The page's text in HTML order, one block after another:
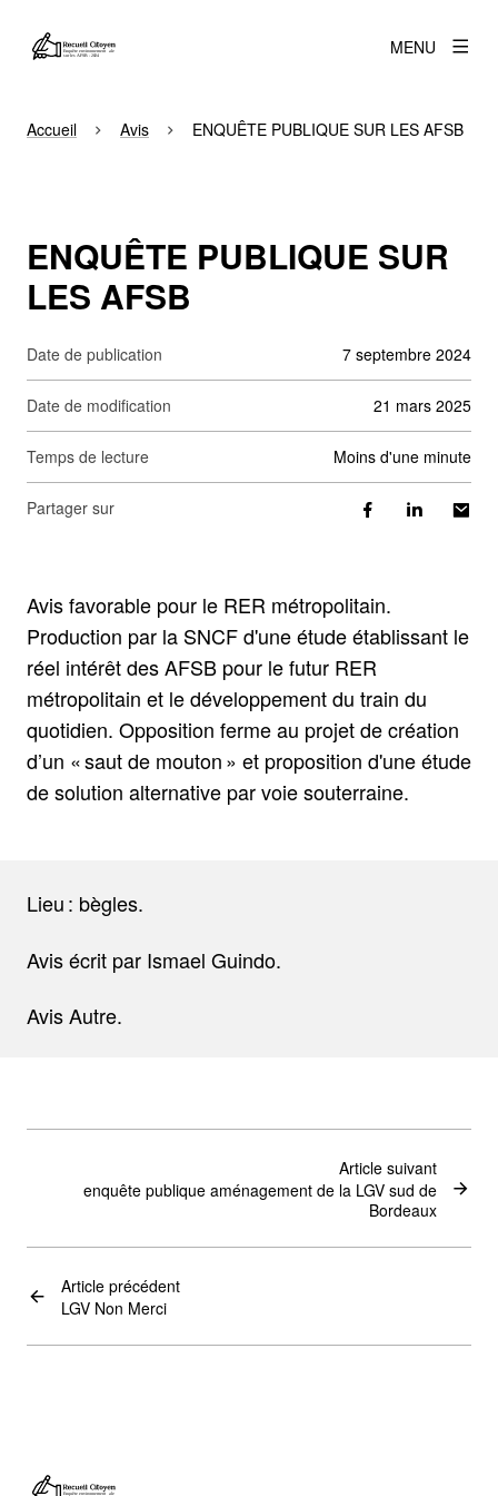
MENU
Accueil Avis ENQUÊTE PUBLIQUE SUR LES AFSB
ENQUÊTE PUBLIQUE SUR
LES AFSB
Date de publication 7 septembre 2024
Date de modification 21 mars 2025
Temps de lecture moins d'une minute
Partager sur
Avis favorable pour le RER métropolitain.
Production par la SNCF d'une étude établissant le
réel intérêt des AFSB pour le futur RER
métropolitain et le développement du train du
quotidien. Opposition ferme au projet de création
d’un « saut de mouton » et proposition d'une étude
de solution alternative par voie souterraine.
Lieu : bègles.
Avis écrit par Ismael Guindo.
Avis Autre.
Article précédent
LGV Non Merci
Article suivant
enquête publique aménagement de la LGV sud de
Bordeaux